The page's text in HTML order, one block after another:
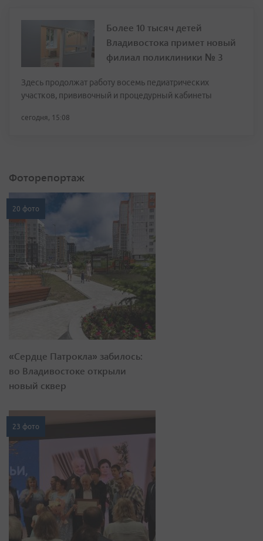
Более 10 тысяч детей
Владивостока примет новый
филиал поликлиники № 3
Здесь продолжат работу восемь педиатрических
участков, прививочный и процедурный кабинеты
сегодня, 15:08
Фоторепортаж
20 фото
«Сердце Патрокла» забилось:
во Владивостоке открыли
новый сквер
23 фото